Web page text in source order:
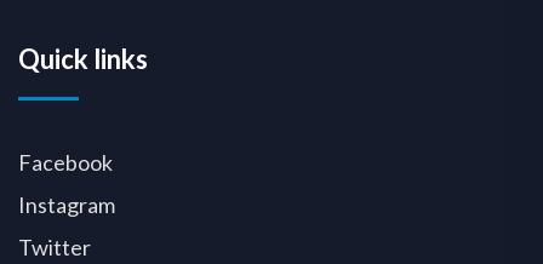
Quick links
Facebook
Instagram
Twitter